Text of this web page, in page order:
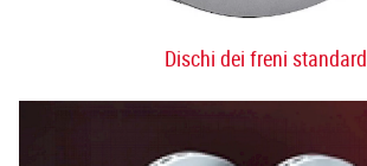
Dischi dei freni standard